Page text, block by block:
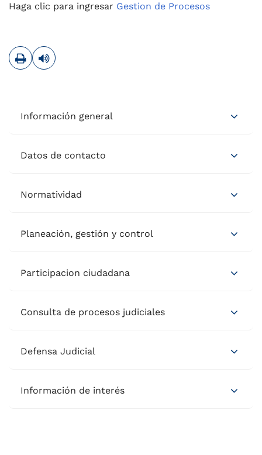
Haga clic para ingresar Gestion de Procesos
ImprimirLeer contenido
Información general
Datos de contacto
Normatividad
Planeación, gestión y control
Participacion ciudadana
Consulta de procesos judiciales
Defensa Judicial
Información de interés